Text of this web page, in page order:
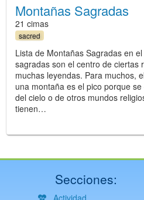
Montañas Sagradas
21 cimas
sacred
Lista de Montañas Sagradas en
sagradas son el centro de ciertas
muchas leyendas. Para muchos,
una montaña es el pico porque
del cielo o de otros mundos
tienen…
Secciones:
Actividad